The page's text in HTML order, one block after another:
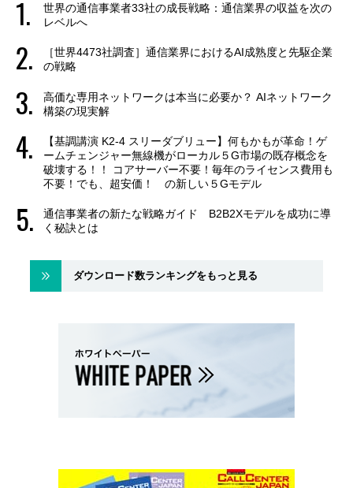
世界の通信事業者33社の成長戦略：通信業界の収益を次の
レベルへ
［世界4473社調査］通信業界におけるAI成熟度と先駆企業
の戦略
高価な専用ネットワークは本当に必要か？ AIネットワーク
構築の現実解
【基調講演 K2-4 スリーダブリュー】何もかもが革命！ゲ
ームチェンジャー無線機がローカル５G市場の既存概念を
破壊する！！ コアサーバー不要！毎年のライセンス費用も
不要！でも、超安価！ の新しい５Gモデル
通信事業者の新たな戦略ガイド B2B2Xモデルを成功に導
く秘訣とは
ダウンロード数ランキングをもっと見る